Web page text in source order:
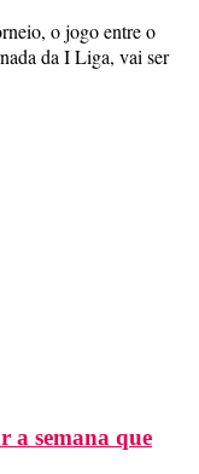
o jogo entre o
da I Liga, vai ser
a semana que